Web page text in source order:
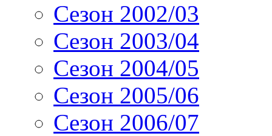
Сезон 2002/03
Сезон 2003/04
Сезон 2004/05
Сезон 2005/06
Сезон 2006/07